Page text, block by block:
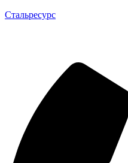
Стальресурс